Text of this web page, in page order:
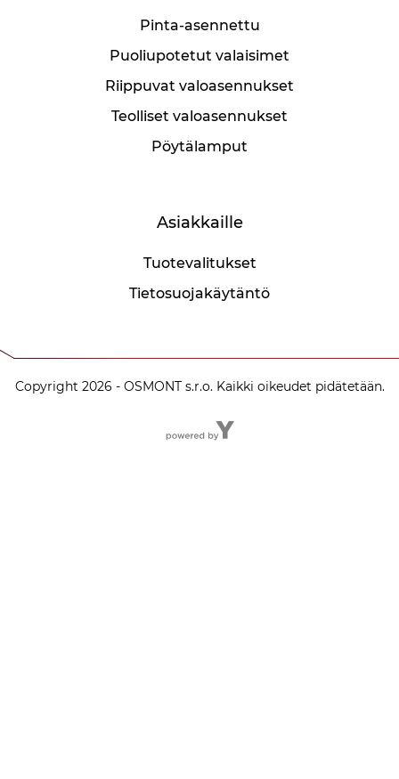
Pinta-asennettu
Puoliupotetut valaisimet
Riippuvat valoasennukset
Teolliset valoasennukset
Pöytälamput
Asiakkaille
Tuotevalitukset
Tietosuojakäytäntö
Copyright 2026 - OSMONT s.r.o. Kaikki oikeudet pidätetään.